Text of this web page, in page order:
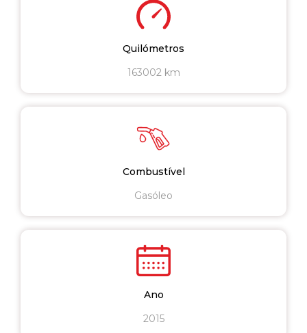
Quilómetros
163002 km
Combustível
Gasóleo
Ano
2015